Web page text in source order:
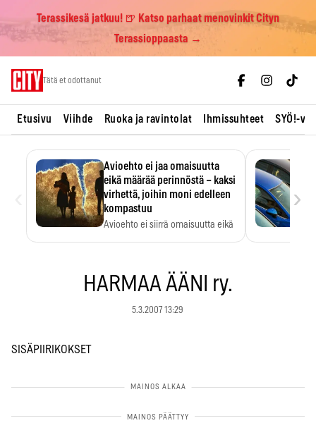
Terassikesä jatkuu! 🍺 Katso parhaat menovinkit Cityn
Terassioppaasta →
Tätä et odottanut
Etusivu Viihde Ruoka ja ravintolat Ihmissuhteet SYÖ!-
Avioehto ei jaa omaisuutta
eikä määrää perinnöstä – kaksi
virhettä, joihin moni edelleen
kompastuu
Avioehto ei siirrä omaisuutta eikä
›
HARMAA ÄÄNI ry.
5.3.2007 13:29
SISÄPIIRIKOKSET